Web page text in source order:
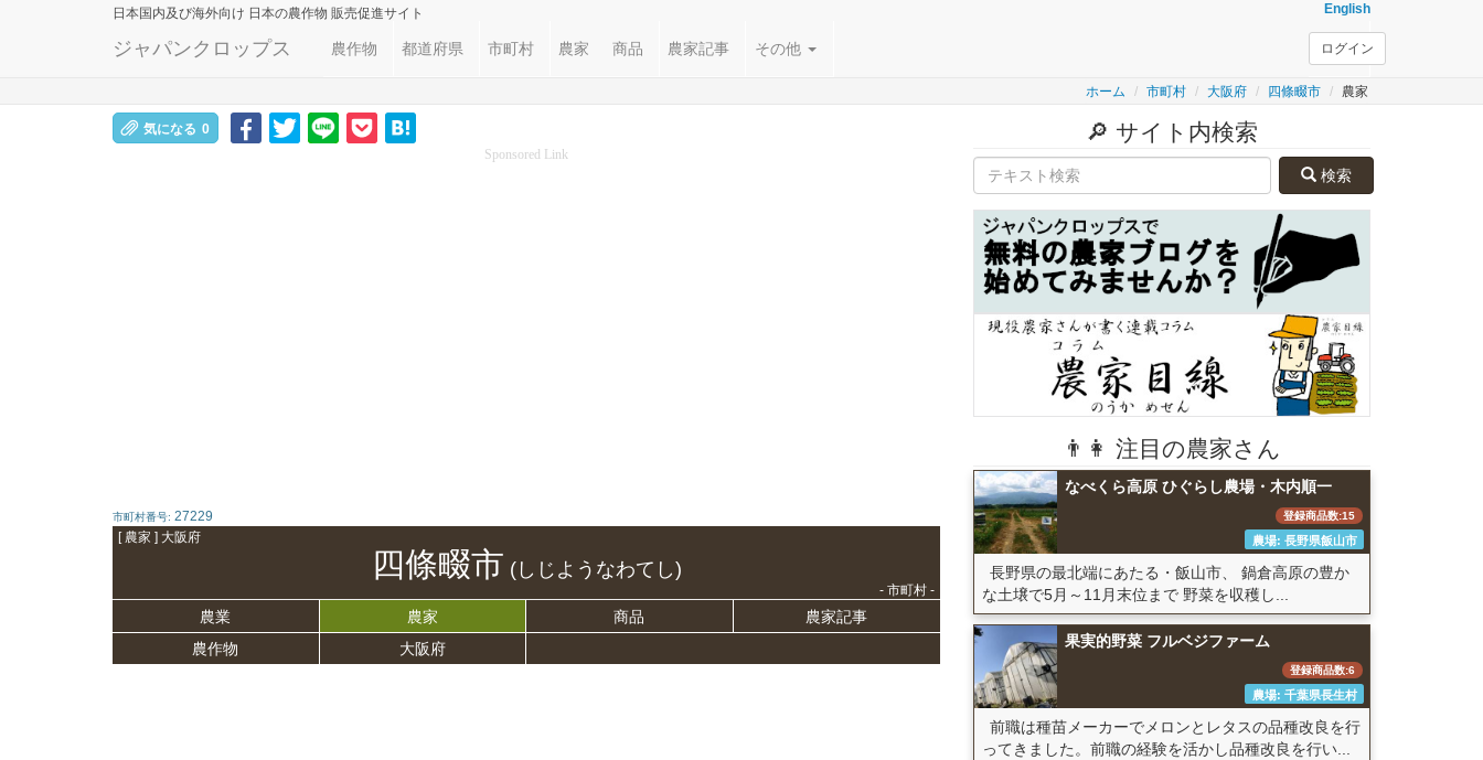
日本国内及び海外向け 日本の農作物 販売促進サイト English
ジャパンクロップス 農作物 都道府県 市町村 農家 商品 農家記事 その他 ログイン
ホーム 市町村 大阪府 四條畷市 農家
気になる 0
Sponsored Link
市町村番号: 27229
[ 農家 ] 大阪府
四條畷市 (しじようなわてし)
- 市町村 -
農業 農家 商品
農家記事
農作物
大阪府
🔎 サイト内検索
検索
👨👩 注目の農家さん
なべくら高原 ひぐらし農場・木内順一
登録商品数:15
農場: 長野県飯山市
長野県の最北端にあたる・飯山市、 鍋倉高原の豊か
な土壌で5月～11月末位まで 野菜を収穫し...
果実的野菜 フルベジファーム
登録商品数:6
農場: 千葉県長生村
前職は種苗メーカーでメロンとレタスの品種改良を行
ってきました。前職の経験を活かし品種改良を行い...